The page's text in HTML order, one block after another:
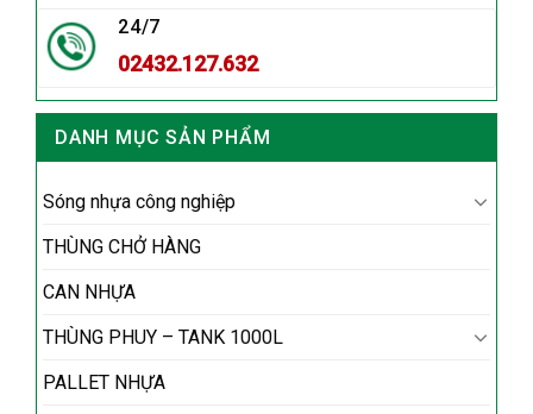
24/7
02432.127.632
DANH MỤC SẢN PHẨM
Sóng nhựa công nghiệp
THÙNG CHỞ HÀNG
CAN NHỰA
THÙNG PHUY – TANK 1000L
PALLET NHỰA